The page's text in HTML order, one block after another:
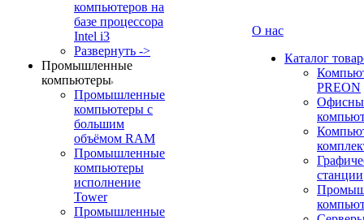
компьютеров на
базе процессора
Intel i3
Развернуть ->
Промышленные
компьютеры
Промышленные
компьютеры с
большим
объёмом RAM
Промышленные
компьютеры
исполнение
Tower
Промышленные
О нас
Каталог
PREON
станции